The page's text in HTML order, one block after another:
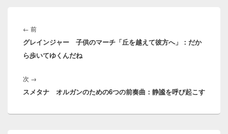
稿
ナ
ビ
ゲ
シ
ョ
← 前前
の
投
グレインジャー 子供のマーチ「丘を越えて彼方へ」：だか
ら歩いてゆくんだね
次 →
の
スメタナ オルガンのための6つの前奏曲：静謐を呼び起こす